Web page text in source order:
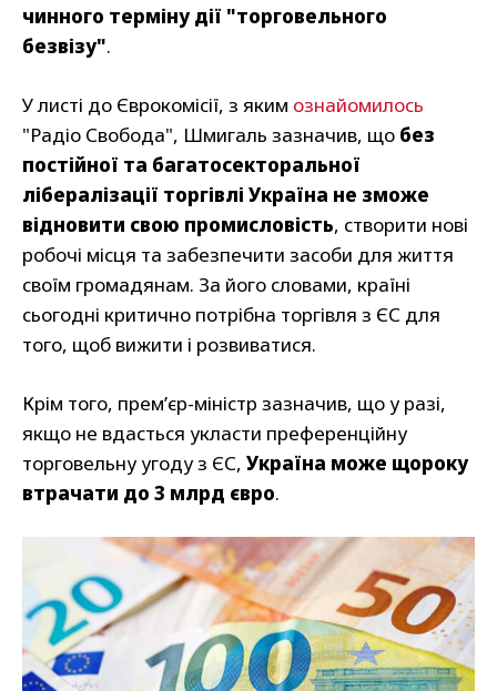
чинного терміну дії "торговельного
безвізу".
У листі до Єврокомісії, з яким ознайомилось
"Радіо Свобода", Шмигаль зазначив, що без
постійної та багатосекторальної
лібералізації торгівлі Україна не зможе
відновити свою промисловість, створити нові
робочі місця та забезпечити засоби для життя
своїм громадянам. За його словами, країні
сьогодні критично потрібна торгівля з ЄС для
того, щоб вижити і розвиватися.
Крім того, прем’єр-міністр зазначив, що у разі,
якщо не вдасться укласти преференційну
торговельну угоду з ЄС, Україна може щороку
втрачати до 3 млрд євро.